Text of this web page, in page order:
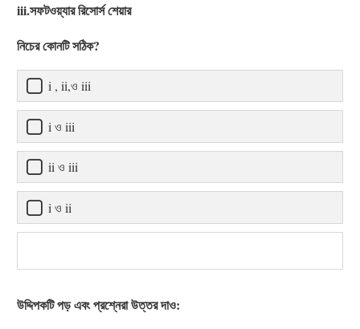
iii.সফটওয়্যার রিসোর্স শেয়ার
নিচের কোনটি সঠিক?
i , ii,ও iii
i ও iii
ii ও iii
i ও ii
উদ্দিপকটি পড় এবং প্রশ্নেরা উত্তর দাও: